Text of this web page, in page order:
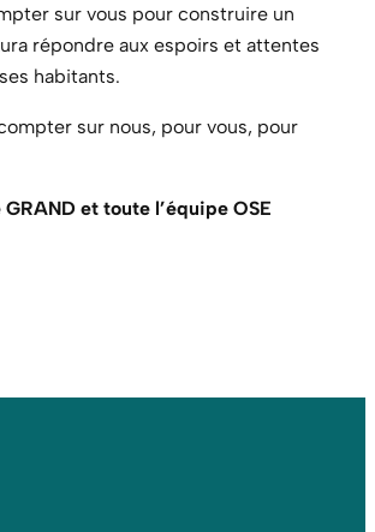
sur vous pour construire un
répondre aux espoirs et attentes
habitants.
sur nous, pour vous, pour
et toute l’équipe OSE